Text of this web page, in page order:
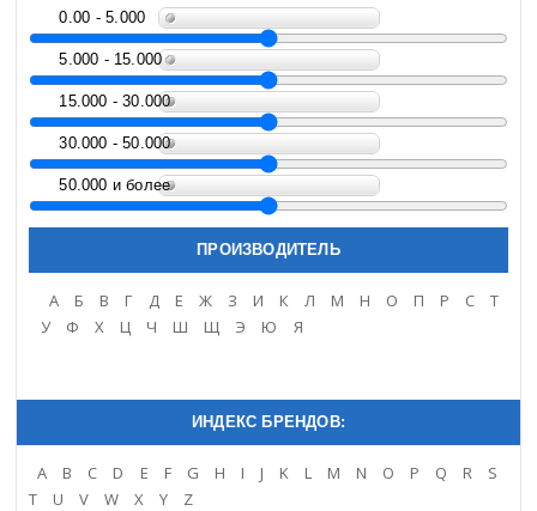
0.00 - 5.000
5.000 - 15.000
15.000 - 30.000
30.000 - 50.000
50.000 и более
ПРОИЗВОДИТЕЛЬ
A Б В Г Д Е Ж З И К Л М Н О П Р С
Т
У
Ф Х Ц Ч Ш Щ Э Ю Я
ИНДЕКС БРЕНДОВ:
A B C D E F G H I J K L M N O P Q R
S
T
U V W X Y Z